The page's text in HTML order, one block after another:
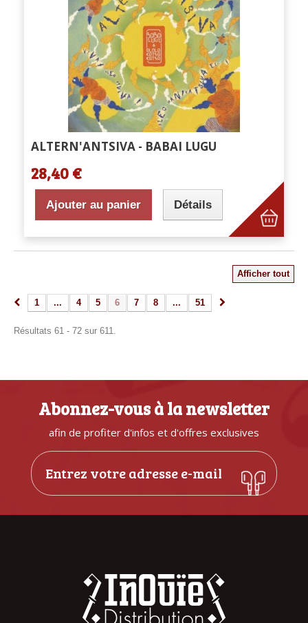
ALTERN'ANTSIVA - BABAI LUGU
28,40 €
Ajouter au panier Détails
Afficher tout
1 ... 4 5 6 7 8 ... 51
Résultats 61 - 72 sur 611.
Abonnez-vous à la newsletter
afin de profiter d'infos et d'offres exclusives